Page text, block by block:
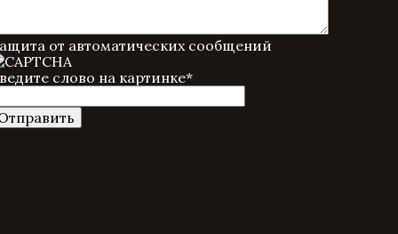
от автоматических сообщений
слово на картинке*